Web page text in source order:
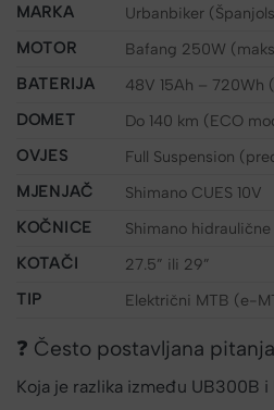
MARKA
Urbanbiker
MOTOR
Bafang 250W
BATERIJA
48V 15Ah – 720Wh
DOMET
Do 140 km (ECO
OVJES
Full Suspension
MJENJAČ
Shimano CUES 10V
KOČNICE
Shimano
KOTAČI
27.5” ili 29”
TIP
Električni MTB (e-
❓ Često postavljana pitanja
Koja je razlika između UB300B